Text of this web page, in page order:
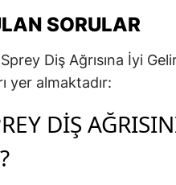
SORULAR
Diş Ağrısına İyi
yer almaktadır:
DIŞ